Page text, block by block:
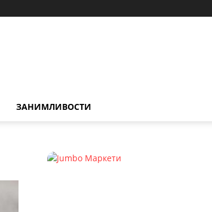
ЗАНИМЛИВОСТИ